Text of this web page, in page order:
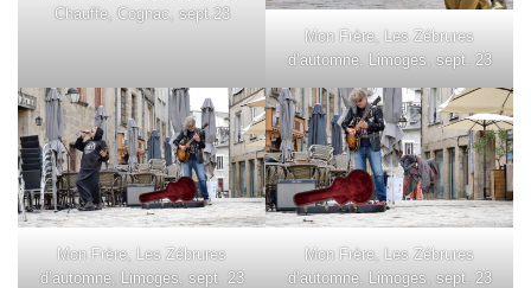
Chauffe, Cognac, sept.23
Mon Frère, Les Zébrures
d’automne, Limoges, sept. 23
Mon Frère, Les Zébrures
d’automne, Limoges, sept. 23
Mon Frère, Les Zébrures
d’automne, Limoges, sept. 23